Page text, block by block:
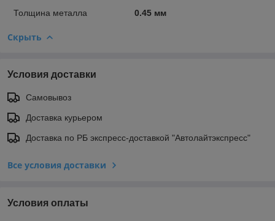
Толщина металла
0.45 мм
Скрыть
Условия доставки
Самовывоз
Доставка курьером
Доставка по РБ экспресс-доставкой "Автолайтэкспресс"
Все условия доставки
Условия оплаты